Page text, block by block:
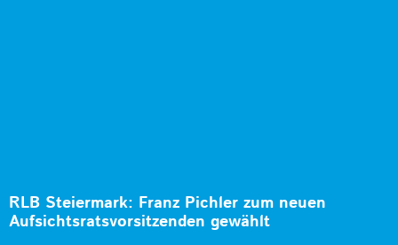
RLB Steiermark: Franz Pichler zum neuen
Aufsichtsratsvorsitzenden gewählt